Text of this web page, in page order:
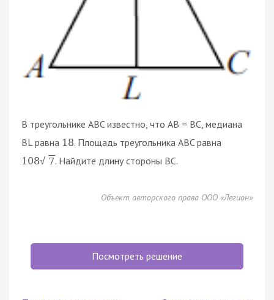
В треугольнике ABC известно, что AB = BC, медиана
BL равна 18. Площадь треугольника ABC равна
108√ 7. Найдите длину стороны BC.
Объект авторского права ООО «Легион»
Посмотреть решение